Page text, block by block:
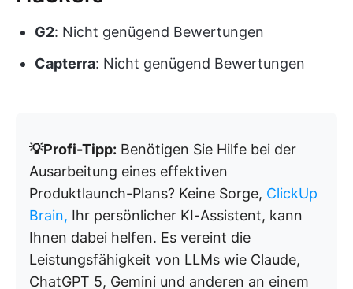
G2: Nicht genügend Bewertungen
Capterra: Nicht genügend Bewertungen
💡Profi-Tipp: Benötigen Sie Hilfe bei der
Ausarbeitung eines effektiven
Produktlaunch-Plans? Keine Sorge, ClickUp
Brain, Ihr persönlicher KI-Assistent, kann
Ihnen dabei helfen. Es vereint die
Leistungsfähigkeit von LLMs wie Claude,
ChatGPT 5, Gemini und anderen an einem